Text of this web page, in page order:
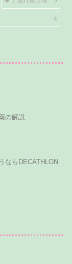
4
の解説
ならDECATHLON